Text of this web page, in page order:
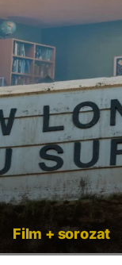
Film + sorozat